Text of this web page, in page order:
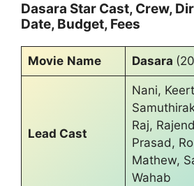
Dasara Star Cast, Crew,
Date, Budget, Fees
Movie Name Dasara
Lead Cast
Nani,
Raj,
Prasad,
Mathew,
Wahab